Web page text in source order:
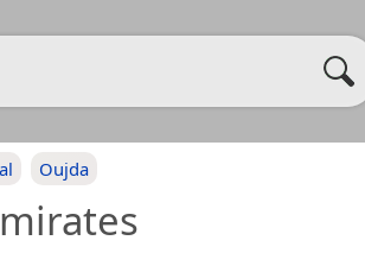
Oujda